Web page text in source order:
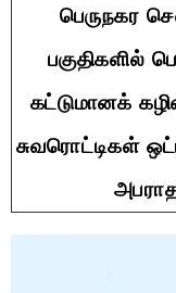
பெருநகர
பகுதிகளில்
கட்டுமானக்
சுவரொட்டிகள்